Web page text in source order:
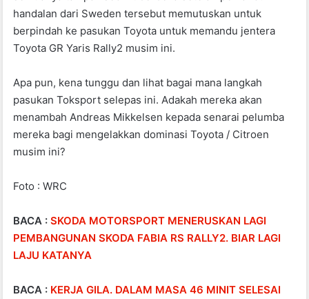
handalan dari Sweden tersebut memutuskan untuk
berpindah ke pasukan Toyota untuk memandu jentera
Toyota GR Yaris Rally2 musim ini.
Apa pun, kena tunggu dan lihat bagai mana langkah
pasukan Toksport selepas ini. Adakah mereka akan
menambah Andreas Mikkelsen kepada senarai pelumba
mereka bagi mengelakkan dominasi Toyota / Citroen
musim ini?
Foto : WRC
BACA :SKODA MOTORSPORT MENERUSKAN LAGI
PEMBANGUNAN SKODA FABIA RS RALLY2. BIAR LAGI
LAJU KATANYA
BACA : KERJA GILA. DALAM MASA 46 MINIT SELESAI